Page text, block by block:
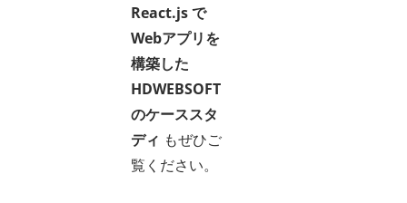
React.js で
Webアプリを
構築した
HDWEBSOFT
のケーススタ
ディ もぜひご
覧ください。